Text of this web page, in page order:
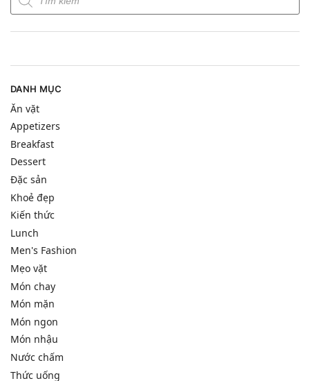
DANH MỤC
Ăn vặt
Appetizers
Breakfast
Dessert
Đặc sản
Khoẻ đẹp
Kiến thức
Lunch
Men's Fashion
Mẹo vặt
Món chay
Món mặn
Món ngon
Món nhậu
Nước chấm
Thức uống